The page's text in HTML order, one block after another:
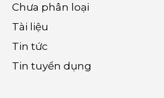
Chưa phân loại
Tài liệu
Tin tức
Tin tuyển dụng